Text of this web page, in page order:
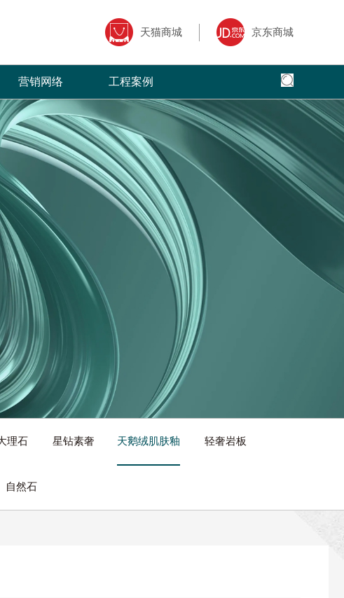
天猫商城 京东商城
品质核心,以全面
有的三大售前、售
到了广大经销商的
、全面、快捷，本公司以更加出色的态度
优质的服务，赢得了广大客户的高度评价
赖。
菲洛芙瓷砖借助于互联网特性来实现一定营销
目标，品牌资讯在整个品牌传播过程中起着举
足轻重的作用。
营销网络
全国网络
专卖店风采
菲洛芙瓷砖营销网络遍布全国，把健康家
品牌理念传递到了千家万户。
工程案例
全国工程
全球地标性建筑首
理石 星钻素奢 天鹅绒肌肤釉 轻奢岩板
自然石